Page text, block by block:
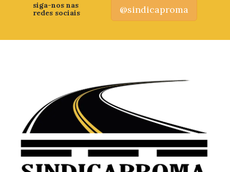
siga-nos nas
redes sociais
@sindicaproma